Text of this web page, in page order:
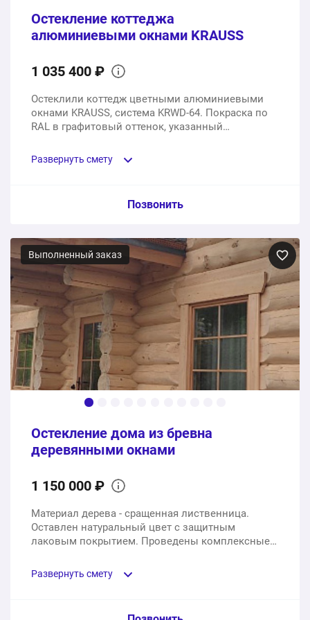
1 шт. 177000 ₽
Общая стоимость:
Остекление коттеджа
алюминиевыми окнами KRAUSS
1 035 400 ₽
Остеклили коттедж цветными алюминиевыми
окнами KRAUSS, система KRWD-64. Покраска по
RAL в графитовый оттенок, указанный
Развернуть смету
Пункт сметы / Ед. изм. / Цена
Оконные конструкции на базе алюминиевого
профиля KRAUSS, двухкамерный стеклопакет 52 мм
11 шт. 853400 ₽
Входная дверь на базе профиля KRWD-71,
двухкамерный стеклопакет 52 мм
1 шт. 142000 ₽
Доставка, монтаж и вывоз строительного мусора
Позвонить
Выполненный заказ
Остекление дома из бревна
деревянными окнами
1 150 000 ₽
Материал дерева - сращенная лиственница.
Оставлен натуральный цвет с защитным
лаковым покрытием. Проведены комплексные
Развернуть смету
Пункт сметы / Ед. изм. / Цена